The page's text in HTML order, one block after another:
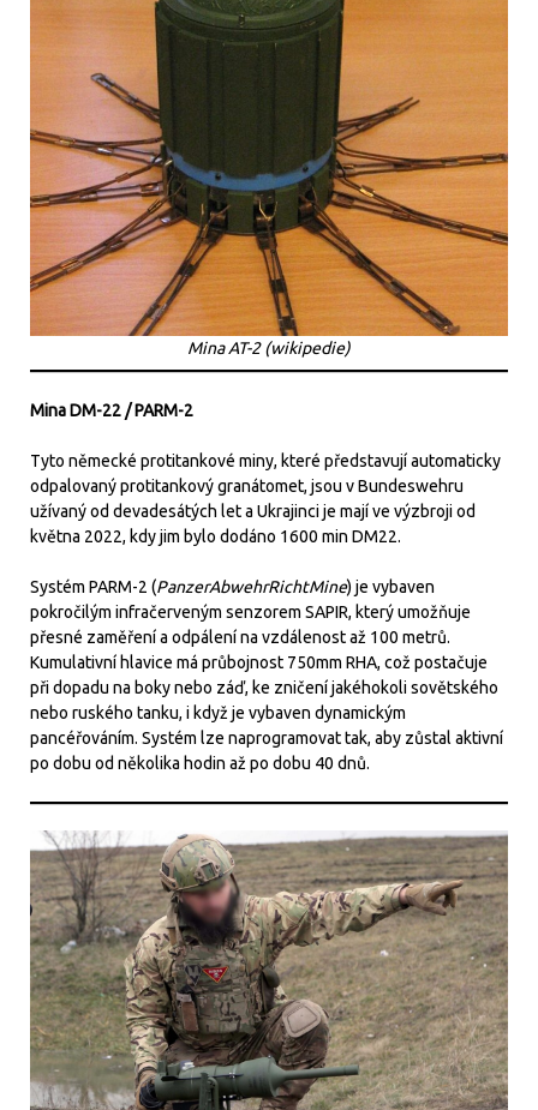
Mina AT-2 (wikipedie)
Mina DM-22 / PARM-2
Tyto německé protitankové miny, které představují automaticky
odpalovaný protitankový granátomet, jsou v Bundeswehru
užívaný od devadesátých let a Ukrajinci je mají ve výzbroji od
května 2022, kdy jim bylo dodáno 1600 min DM22.
Systém PARM-2 (PanzerAbwehrRichtMine) je vybaven
pokročilým infračerveným senzorem SAPIR, který umožňuje
přesné zaměření a odpálení na vzdálenost až 100 metrů.
Kumulativní hlavice má průbojnost 750mm RHA, což postačuje
při dopadu na boky nebo záď, ke zničení jakéhokoli sovětského
nebo ruského tanku, i když je vybaven dynamickým
pancéřováním. Systém lze naprogramovat tak, aby zůstal aktivní
po dobu od několika hodin až po dobu 40 dnů.